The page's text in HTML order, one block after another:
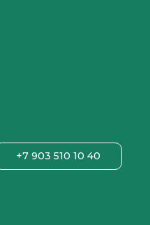
+7 903 510 10 40